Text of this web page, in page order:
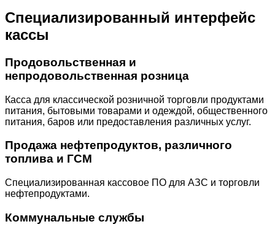
Специализированный интерфейс
кассы
Продовольственная и
непродовольственная розница
Касса для классической розничной торговли продуктами
питания, бытовыми товарами и одеждой, общественного
питания, баров или предоставления различных услуг.
Продажа нефтепродуктов, различного
топлива и ГСМ
Специализированная кассовое ПО для АЗС и торговли
нефтепродуктами.
Коммунальные службы